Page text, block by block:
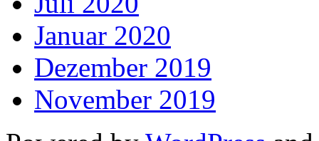
Januar 2020
Dezember 2019
November 2019